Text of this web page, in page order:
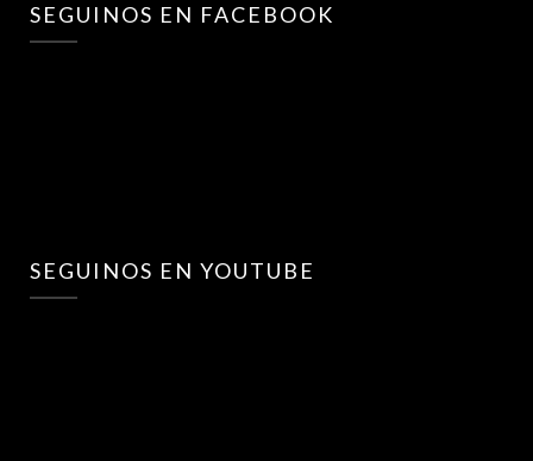
SEGUINOS EN FACEBOOK
SEGUINOS EN YOUTUBE